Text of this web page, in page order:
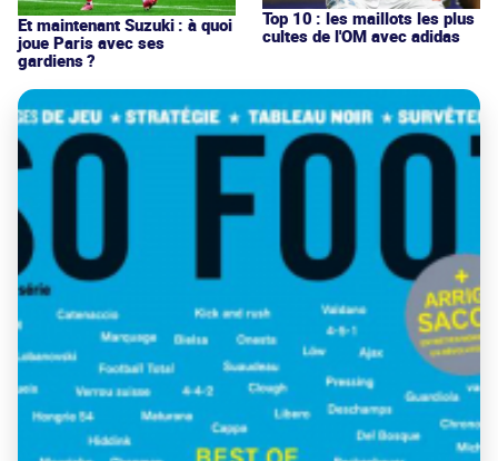
Et maintenant Suzuki : à quoi
joue Paris avec ses
gardiens ?
Top 10 : les maillots les plus
cultes de l'OM avec adidas